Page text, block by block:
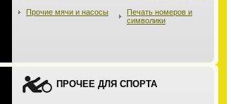
Прочие мячи и насосы
Печать номеров и
символики
ПРОЧЕЕ ДЛЯ СПОРТА